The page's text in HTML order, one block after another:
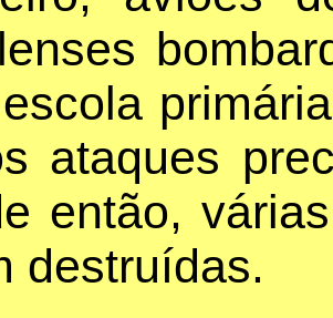
ataques
então,
destruídas.